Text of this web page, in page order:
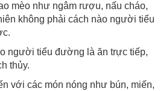
mèo như ngâm rượu, nấu cháo,
không phải cách nào người tiểu
người tiểu đường là ăn trực tiếp,
thủy.
với các món nóng như bún, miến,